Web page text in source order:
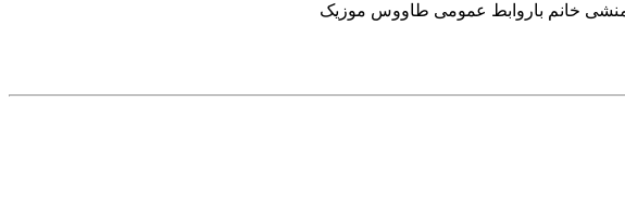
منشی خانم باروابط عمومی طاووس موزیک